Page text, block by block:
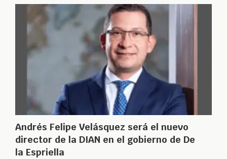
Andrés Felipe Velásquez será el nuevo
director de la DIAN en el gobierno de De
la Espriella